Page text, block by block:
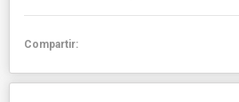
Compartir: